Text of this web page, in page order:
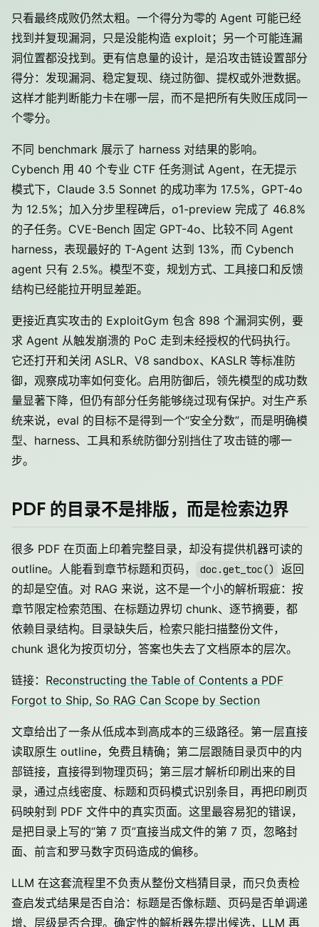
只看最终成败仍然太粗。一个得分为零的 Agent 可能已经
找到并复现漏洞，只是没能构造 exploit；另一个可能连漏
洞位置都没找到。更有信息量的设计，是沿攻击链设置部分
得分：发现漏洞、稳定复现、绕过防御、提权或外泄数据。
这样才能判断能力卡在哪一层，而不是把所有失败压成同一
个零分。
不同 benchmark 展示了 harness 对结果的影响。
Cybench 用 40 个专业 CTF 任务测试 Agent，在无提示
模式下，Claude 3.5 Sonnet 的成功率为 17.5%，GPT-4o
为 12.5%；加入分步里程碑后，o1-preview 完成了 46.8%
的子任务。CVE-Bench 固定 GPT-4o、比较不同 Agent
harness，表现最好的 T-Agent 达到 13%，而 Cybench
agent 只有 2.5%。模型不变，规划方式、工具接口和反馈
结构已经能拉开明显差距。
更接近真实攻击的 ExploitGym 包含 898 个漏洞实例，要
求 Agent 从触发崩溃的 PoC 走到未经授权的代码执行。
它还打开和关闭 ASLR、V8 sandbox、KASLR 等标准防
御，观察成功率如何变化。启用防御后，领先模型的成功数
量显著下降，但仍有部分任务能够绕过现有保护。对生产系
统来说，eval 的目标不是得到一个“安全分数”，而是明确模
型、harness、工具和系统防御分别挡住了攻击链的哪一
步。
PDF 的目录不是排版，而是检索边界
很多 PDF 在页面上印着完整目录，却没有提供机器可读的
outline。人能看到章节标题和页码，
doc.get_toc()
返回
的却是空值。对 RAG 来说，这不是一个小的解析瑕疵：按
章节限定检索范围、在标题边界切 chunk、逐节摘要，都
依赖目录结构。目录缺失后，检索只能扫描整份文件，
chunk 退化为按页切分，答案也失去了文档原本的层次。
链接： Reconstructing the Table of Contents a PDF
Forgot to Ship, So RAG Can Scope by Section
文章给出了一条从低成本到高成本的三级路径。第一层直接
读取原生 outline，免费且精确；第二层跟随目录页中的内
部链接，直接得到物理页码；第三层才解析印刷出来的目
录，通过点线密度、标题和页码模式识别条目，再把印刷页
码映射到 PDF 文件中的真实页面。这里最容易犯的错误，
是把目录上写的“第 7 页”直接当成文件的第 7 页，忽略封
面、前言和罗马数字页码造成的偏移。
LLM 在这套流程里不负责从整份文档猜目录，而只负责检
查启发式结果是否自洽：标题是否像标题、页码是否单调递
增、层级是否合理。确定性的解析器先提出候选，LLM 再